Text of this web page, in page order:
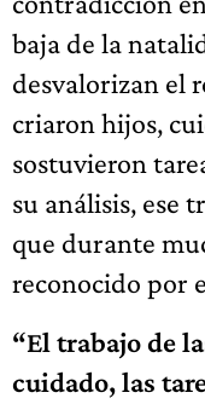
baja de la
desvalorizan el
criaron hijos,
sostuvieron
su análisis, ese
que durante
reconocido por
“El trabajo de
cuidado, las